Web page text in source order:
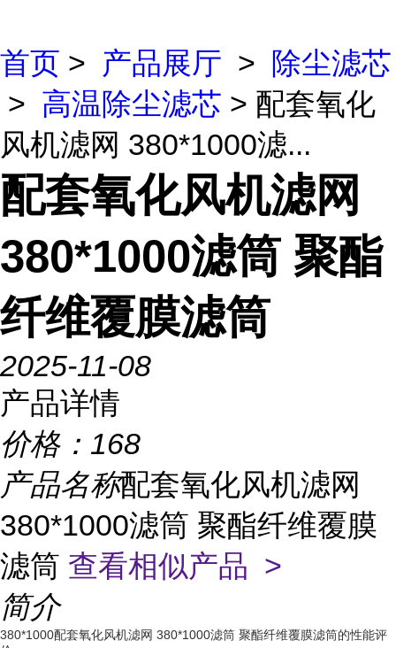
首页 > 产品展厅 >
除尘滤芯
> 高温除尘滤芯 > 配套氧化
风机滤网 380*1000滤...
配套氧化风机滤网
380*1000滤筒 聚酯
纤维覆膜滤筒
2025-11-08
产品详情
价格： 168
产品名称配套氧化风机滤网
380*1000滤筒 聚酯纤维覆膜
滤筒 查看相似产品 >
简介
380*1000配套氧化风机滤网 380*1000滤筒 聚酯纤维覆膜滤筒的性能评